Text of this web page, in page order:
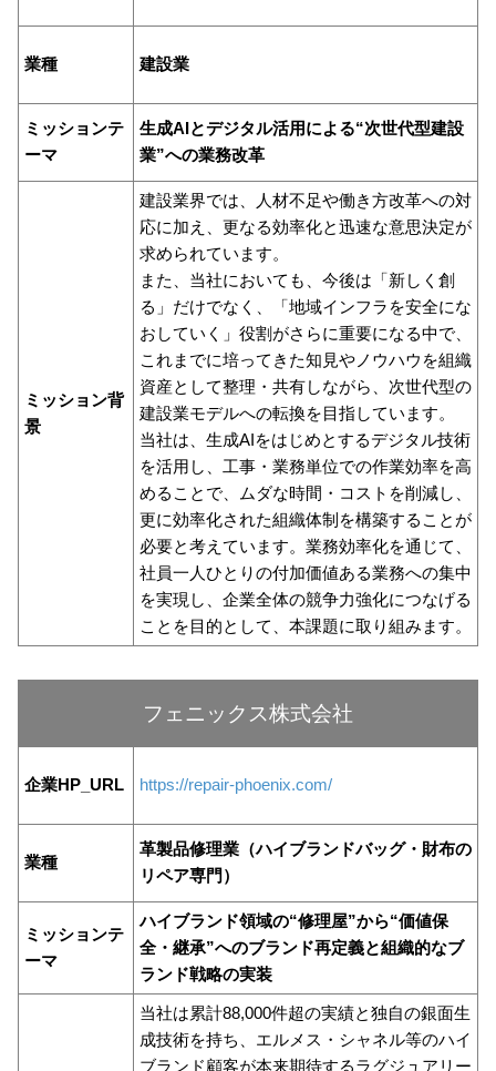
業種 建設業
ミッションテ
ーマ
⽣成AIとデジタル活⽤による“次世代型建設
業”への業務改⾰
ミッション背
景
建設業界では、⼈材不⾜や働き⽅改⾰への対
応に加え、更なる効率化と迅速な意思決定が
求められています。
また、当社においても、今後は「新しく創
る」だけでなく、「地域インフラを安全にな
おしていく」役割がさらに重要になる中で、
これまでに培ってきた知⾒やノウハウを組織
資産として整理・共有しながら、次世代型の
建設業モデルへの転換を⽬指しています。
当社は、⽣成AIをはじめとするデジタル技術
を活⽤し、⼯事・業務単位での作業効率を⾼
めることで、ムダな時間・コストを削減し、
更に効率化された組織体制を構築することが
必要と考えています。業務効率化を通じて、
社員⼀⼈ひとりの付加価値ある業務への集中
を実現し、企業全体の競争⼒強化につなげる
ことを⽬的として、本課題に取り組みます。
フェニックス株式会社
企業HP_URL https://repair-phoenix.com/
業種
革製品修理業（ハイブランドバッグ・財布の
リペア専門）
ミッションテ
ーマ
ハイブランド領域の“修理屋”から“価値保
全・継承”へのブランド再定義と組織的なブ
ランド戦略の実装
当社は累計88,000件超の実績と独自の銀面生
成技術を持ち、エルメス・シャネル等のハイ
ブランド顧客が本来期待するラグジュアリー